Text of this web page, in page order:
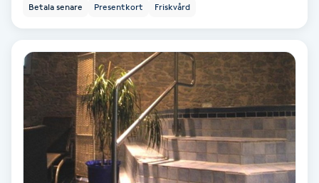
Fotsvamp
Fransborttagning
Betala senare Presentkort Friskvård